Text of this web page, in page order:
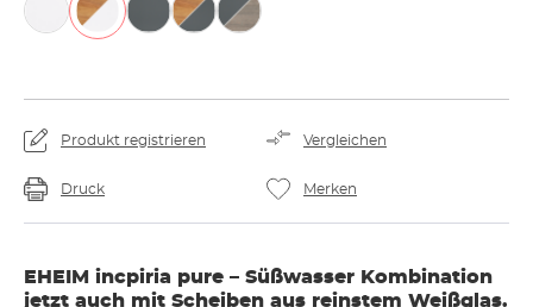
Produkt registrieren Vergleichen
Druck Merken
EHEIM incpiria pure – Süßwasser Kombination
jetzt auch mit Scheiben aus reinstem Weißglas.